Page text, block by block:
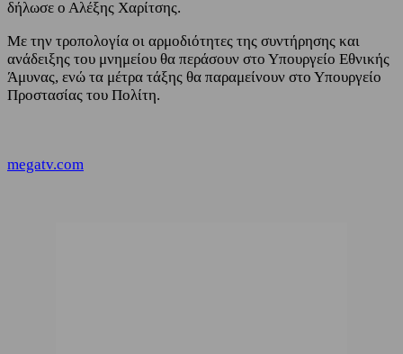
δήλωσε ο Αλέξης Χαρίτσης.
Με την τροπολογία οι αρμοδιότητες της συντήρησης και
ανάδειξης του μνημείου θα περάσουν στο Υπουργείο Εθνικής
Άμυνας, ενώ τα μέτρα τάξης θα παραμείνουν στο Υπουργείο
Προστασίας του Πολίτη.
megatv.com